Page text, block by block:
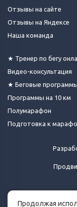
Отзывы на сайте
Отзывы на Яндексе
Наша команда
★ Тренер по бегу
Видео-консультация
★ Беговые
Программы на 10 км
Полумарафон
Подготовка к
Продолжая